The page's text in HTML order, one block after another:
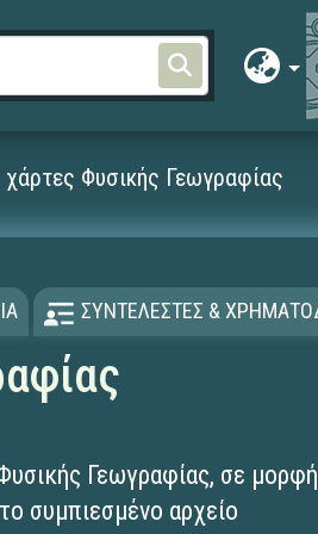
Φυσικής Γεωγραφίας
ΣΥΝΤΕΛΕΣΤΕΣ &
Γεωγραφίας, σε μορφή
συμπιεσμένο αρχείο